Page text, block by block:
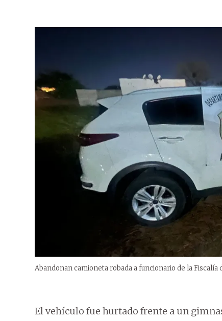
Abandonan camioneta robada a funcionario de la Fiscalía
El vehículo fue hurtado frente a un